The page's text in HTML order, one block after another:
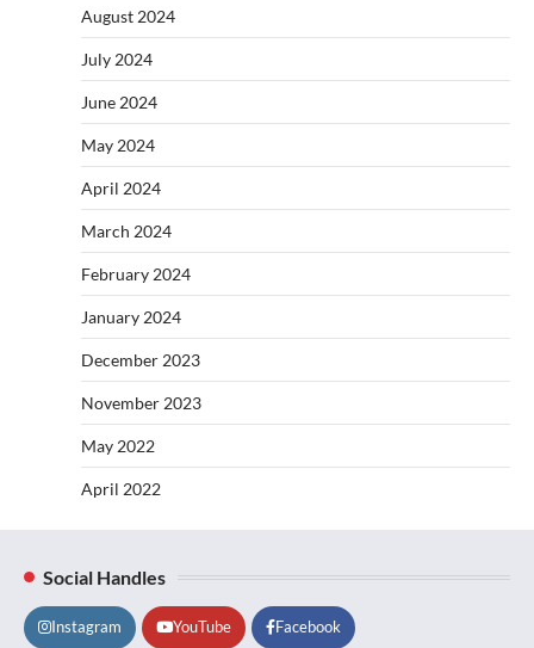
August 2024
July 2024
June 2024
May 2024
April 2024
March 2024
February 2024
January 2024
December 2023
November 2023
May 2022
April 2022
Social Handles
Instagram YouTube Facebook